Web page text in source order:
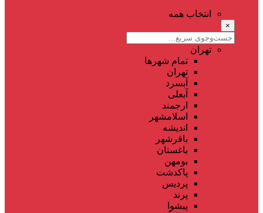
انتخاب همه
×
تهران
تمام شهر‌ها
تهران
آبسرد
آبعلی
ارجمند
اسلامشهر
اندیشه
باقرشهر
باغستان
بومهن
پاکدشت
پردیس
پرند
پیشوا